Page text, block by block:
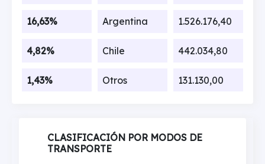
16,63% Argentina 1.526.176,40
4,82% Chile 442.034,80
1,43% Otros 131.130,00
CLASIFICACIÓN POR MODOS DE
TRANSPORTE